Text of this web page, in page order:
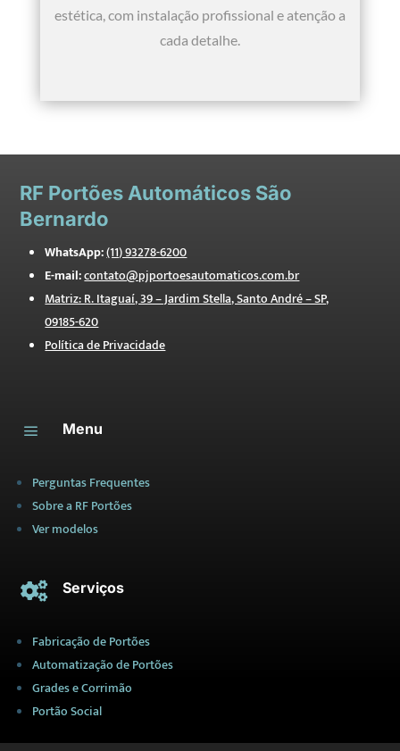
estética, com instalação profissional e atenção a
cada detalhe.
RF Portões Automáticos São
Bernardo
WhatsApp:(11) 93278-6200
E-mail:contato@pjportoesautomaticos.com.br
Matriz: R. Itaguaí, 39 – Jardim Stella, Santo André – SP,
09185-620
Política de Privacidade
a Menu
Perguntas Frequentes
Sobre a RF Portões
Ver modelos
 Serviços
Fabricação de Portões
Automatização de Portões
Grades e Corrimão
Portão Social